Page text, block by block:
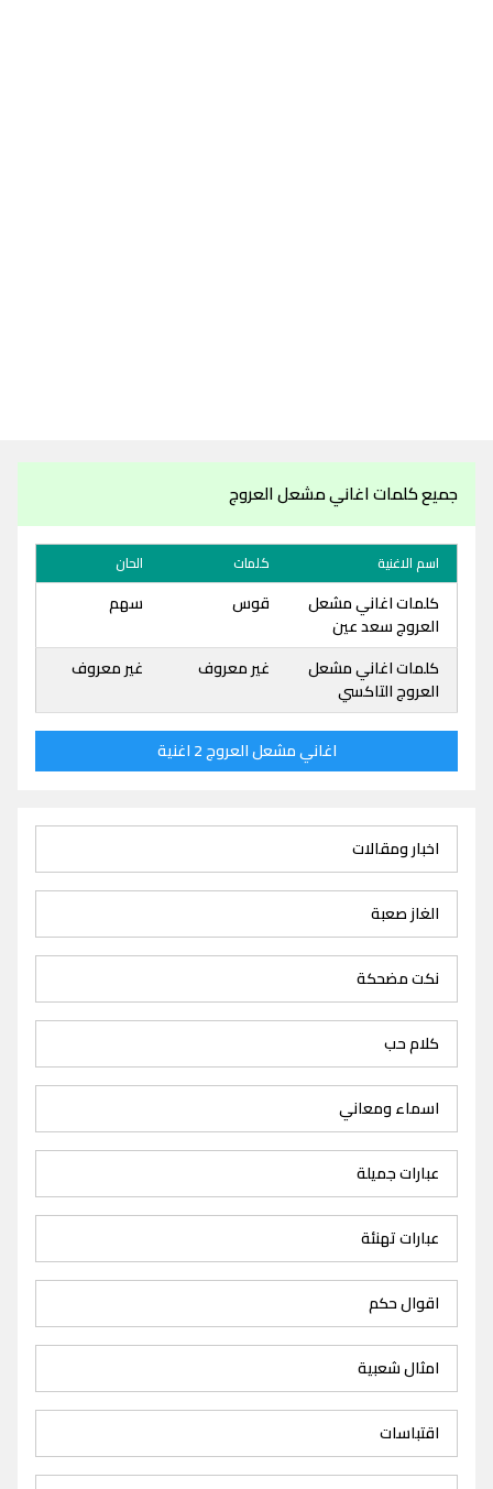
جميع كلمات اغاني مشعل العروج
اسم الاغنية كلمات الحان
كلمات اغاني مشعل
العروج سعد عين
قوس سهم
كلمات اغاني مشعل
العروج التاكسي
غير معروف غير معروف
اغاني مشعل العروج 2 اغنية
اخبار ومقالات
الغاز صعبة
نكت مضحكة
كلام حب
اسماء ومعاني
عبارات جميلة
عبارات تهنئة
اقوال حكم
امثال شعبية
اقتباسات